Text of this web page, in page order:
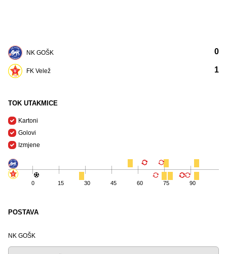
NK GOŠK
FK Velež
0
1
TOK UTAKMICE
Kartoni
Golovi
Izmjene
0 15 30 45 60 75 90
POSTAVA
NK GOŠK